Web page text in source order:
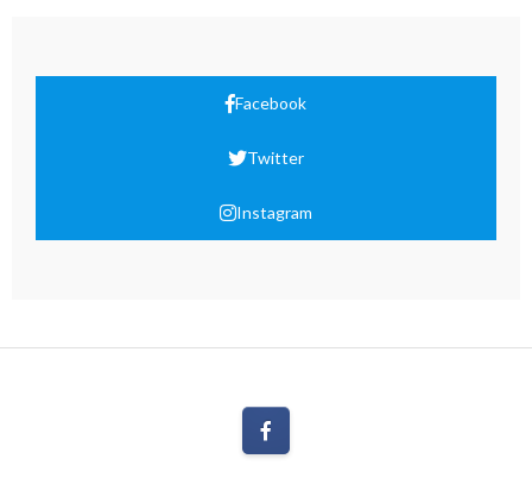
Facebook
Twitter
Instagram